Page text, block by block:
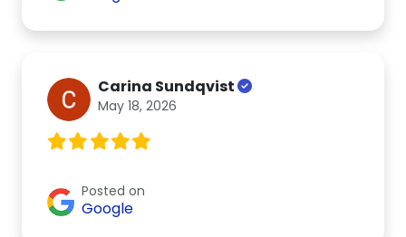
Carina Sundqvist
May 18, 2026
Posted on
Google